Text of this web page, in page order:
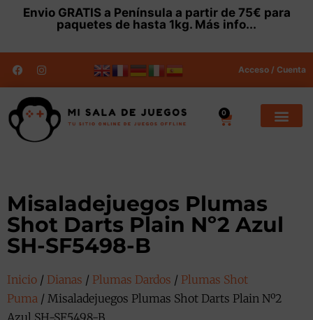
Envio GRATISa Península a partir de 75€ para
paquetes de hasta 1kg. Más info...
Acceso / Cuenta
0
Misaladejuegos Plumas
Shot Darts Plain Nº2 Azul
SH-SF5498-B
Inicio / Dianas / Plumas Dardos / Plumas Shot
Puma / Misaladejuegos Plumas Shot Darts Plain Nº2
Azul SH-SF5498-B